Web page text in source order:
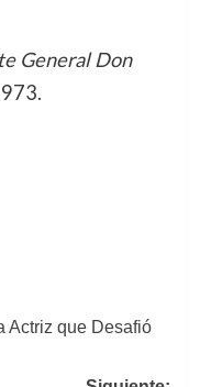
General Don
Actriz que Desafió